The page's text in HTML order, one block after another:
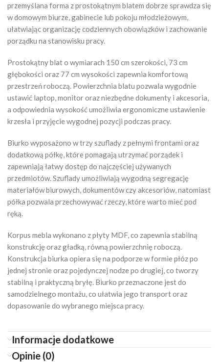
przemyślana forma z prostokątnym blatem dobrze sprawdza się
w domowym biurze, gabinecie lub pokoju młodzieżowym,
ułatwiając organizację codziennych obowiązków i zachowanie
porządku na stanowisku pracy.
Prostokątny blat o wymiarach 150 cm szerokości, 73 cm
głębokości oraz 77 cm wysokości zapewnia komfortową
przestrzeń roboczą. Powierzchnia blatu pozwala wygodnie
ustawić laptop, monitor oraz niezbędne dokumenty i akcesoria,
a odpowiednia wysokość umożliwia ergonomiczne ustawienie
krzesła i przyjęcie wygodnej pozycji podczas pracy.
Biurko wyposażono w trzy szuflady z pełnymi frontami oraz
dodatkową półkę, które pomagają utrzymać porządek i
zapewniają łatwy dostęp do najczęściej używanych
przedmiotów. Szuflady umożliwiają wygodną segregację
materiałów biurowych, dokumentów czy akcesoriów, natomiast
półka pozwala przechowywać rzeczy, które warto mieć pod
ręką.
Korpus mebla wykonano z płyty MDF, co zapewnia stabilną
konstrukcję oraz gładką, równą powierzchnię roboczą.
Konstrukcja biurka opiera się na podporze w formie płóz po
jednej stronie oraz pojedynczej nodze po drugiej, co tworzy
stabilną i praktyczną bryłę. Biurko przeznaczone jest do
samodzielnego montażu, co ułatwia jego transport oraz
dopasowanie do wybranego miejsca pracy.
Informacje dodatkowe
Opinie (0)